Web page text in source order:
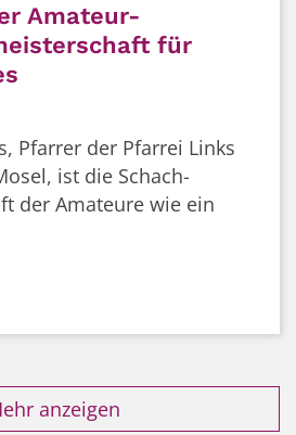
Amateur-
für
Pfarrer der Pfarrei Links
ist die Schach-
der Amateure wie ein
anzeigen